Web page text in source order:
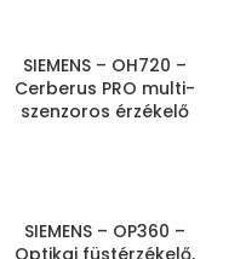
SIEMENS – OH720 –
Cerberus PRO multi-
szenzoros érzékelő
SIEMENS – OP360 –
Optikai füstérzékelő,